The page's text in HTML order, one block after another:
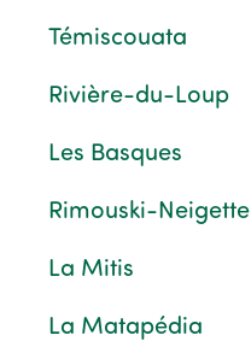
Témiscouata
Rivière-du-Loup
Les Basques
Rimouski-Neigette
La Mitis
La Matapédia